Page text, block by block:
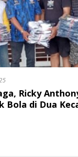
Ricky
Bola di Dua